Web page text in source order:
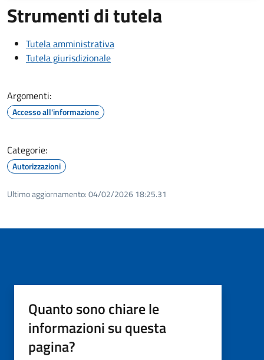
Strumenti di tutela
Tutela amministrativa
Tutela giurisdizionale
Argomenti:
Accesso all'informazione
Categorie:
Autorizzazioni
Ultimo aggiornamento:04/02/2026 18:25.31
Quanto sono chiare le
informazioni su questa
pagina?